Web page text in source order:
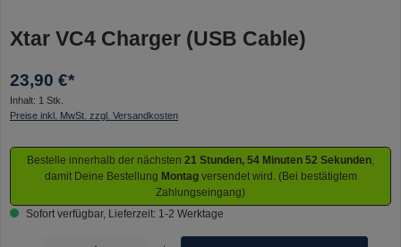
Xtar VC4 Charger (USB Cable)
23,90 €*
Inhalt: 1 Stk.
Preise inkl. MwSt. zzgl. Versandkosten
Bestelle innerhalb der nächsten 21 Stunden, 54 Minuten 52 Sekunden
damit Deine Bestellung Montag versendet wird. (Bei bestätigtem
Zahlungseingang)
Sofort verfügbar, Lieferzeit: 1-2 Werktage
Produkt Anzahl: Gib den gewünschten Wert ein oder benutze die Schaltflächen um die